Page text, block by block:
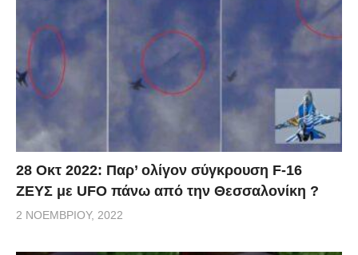
28 Οκτ 2022: Παρ’ ολίγον σύγκρουση F-16
ΖΕΥΣ με UFO πάνω από την Θεσσαλονίκη ?
2 ΝΟΕΜΒΡΊΟΥ, 2022